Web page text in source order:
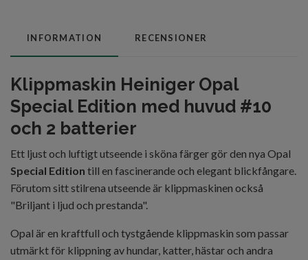
INFORMATION RECENSIONER
Klippmaskin Heiniger Opal
Special Edition med huvud #10
och 2 batterier
Ett ljust och luftigt utseende i sköna färger gör den nya Opal
Special Edition till en fascinerande och elegant blickfångare.
Förutom sitt stilrena utseende är klippmaskinen också
"Briljant i ljud och prestanda".
Opal är en kraftfull och tystgående klippmaskin som passar
utmärkt för klippning av hundar, katter, hästar och andra